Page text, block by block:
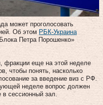
может проголосовать
Об этом РБК-Украина
Петра Порошенко»
фракции еще на этой неделе
чтобы понять, насколько
за введение виз с РФ.
неделе вопрос должен
сессионный зал.